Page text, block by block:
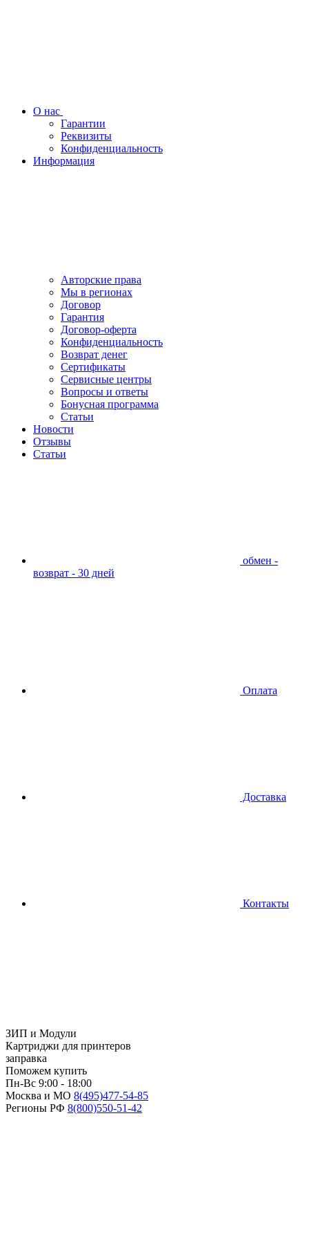
О нас
Гарантии
Реквизиты
Конфиденциальность
Информация
Авторские права
Мы в регионах
Договор
Гарантия
Договор-оферта
Конфиденциальность
Возврат денег
Сертификаты
Сервисные центры
Вопросы и ответы
Бонусная программа
Статьи
Новости
Отзывы
Статьи
обмен -
возврат - 30 дней
Оплата
Доставка
Контакты
ЗИП и Модули
Картриджи для принтеров
заправка
Поможем купить
Пн-Вс 9:00 - 18:00
Москва и МО 8(495)477-54-85
Регионы РФ 8(800)550-51-42